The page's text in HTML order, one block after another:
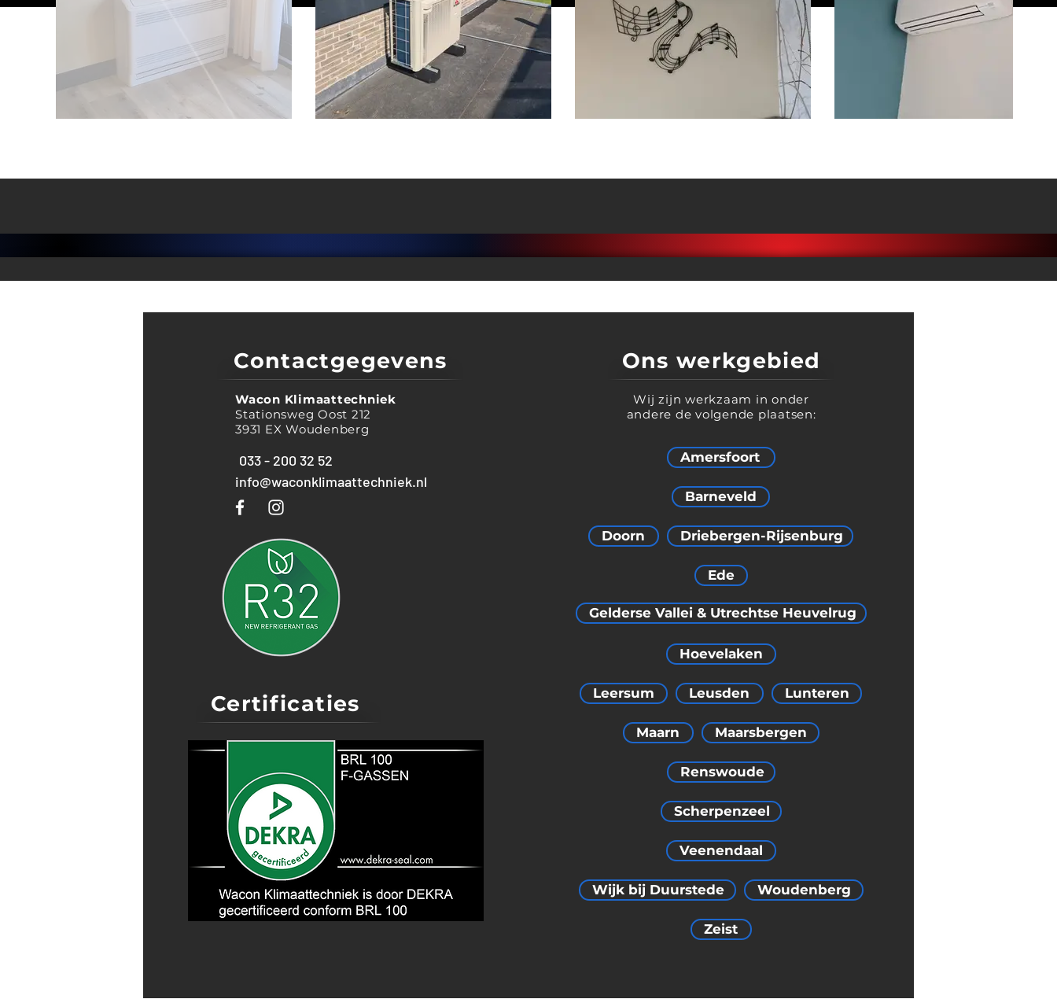
Contactgegevens
Wacon Klimaattechniek
Stationsweg Oost 212
3931 EX Woudenberg
033 - 200 32 52
info@waconklimaattechniek.nl
Certificaties
Gelderse Vallei & Utrechtse Heuvelrug
Ons werkgebied
Wij zijn werkzaam in onder
andere de volgende plaatsen:
Amersfoort
Barneveld
Ede
Hoevelaken
Renswoude
Scherpenzeel
Veenendaal
Zeist
Doorn Driebergen-Rijsenburg
Leersum Leusden Lunteren
Maarn Maarsbergen
Wijk bij Duurstede Woudenberg